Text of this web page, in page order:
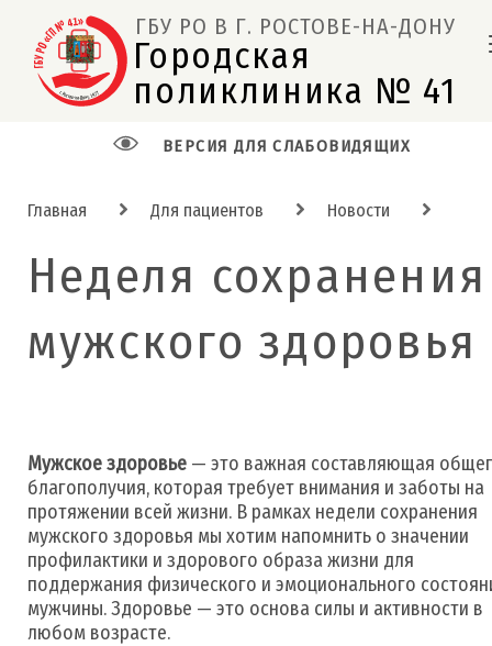
ГБУ РО В Г. РОСТОВЕ-НА-ДОНУ
Городская
поликлиника № 41
ВЕРСИЯ ДЛЯ СЛАБОВИДЯЩИХ
Главная Для пациентов Новости
Неделя сохранения
мужского здоровья
Мужское здоровье — это важная составляющая
благополучия, которая требует внимания и заботы на
протяжении всей жизни. В рамках недели сохранения
мужского здоровья мы хотим напомнить о значении
профилактики и здорового образа жизни для
поддержания физического и эмоционального
мужчины. Здоровье — это основа силы и активности в
любом возрасте.